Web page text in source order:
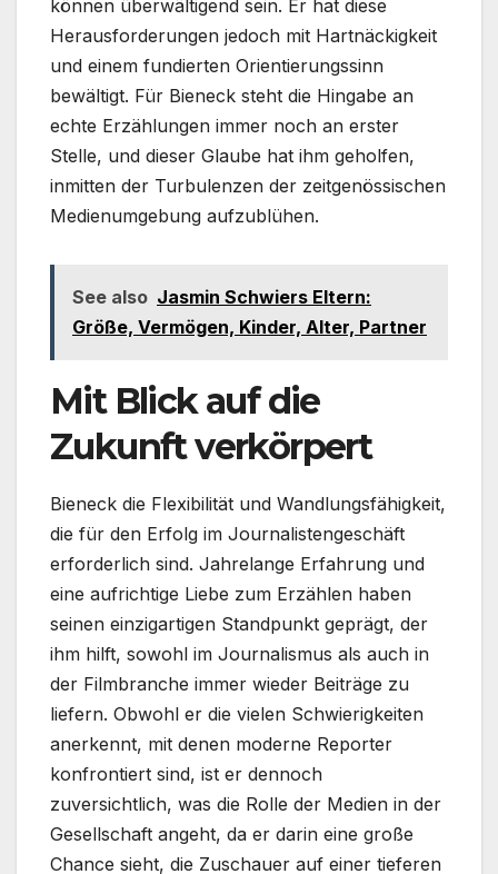
können überwältigend sein. Er hat diese
Herausforderungen jedoch mit Hartnäckigkeit
und einem fundierten Orientierungssinn
bewältigt. Für Bieneck steht die Hingabe an
echte Erzählungen immer noch an erster
Stelle, und dieser Glaube hat ihm geholfen,
inmitten der Turbulenzen der zeitgenössischen
Medienumgebung aufzublühen.
See also Jasmin Schwiers Eltern:
Größe, Vermögen, Kinder, Alter, Partner
Mit Blick auf die
Zukunft verkörpert
Bieneck die Flexibilität und Wandlungsfähigkeit,
die für den Erfolg im Journalistengeschäft
erforderlich sind. Jahrelange Erfahrung und
eine aufrichtige Liebe zum Erzählen haben
seinen einzigartigen Standpunkt geprägt, der
ihm hilft, sowohl im Journalismus als auch in
der Filmbranche immer wieder Beiträge zu
liefern. Obwohl er die vielen Schwierigkeiten
anerkennt, mit denen moderne Reporter
konfrontiert sind, ist er dennoch
zuversichtlich, was die Rolle der Medien in der
Gesellschaft angeht, da er darin eine große
Chance sieht, die Zuschauer auf einer tieferen